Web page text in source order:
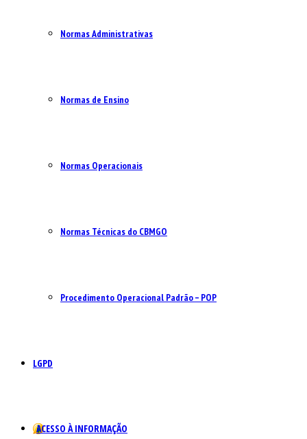
Normas Administrativas
Normas de Ensino
Normas Operacionais
Normas Técnicas do CBMGO
Procedimento Operacional Padrão – POP
LGPD
ACESSO À INFORMAÇÃO